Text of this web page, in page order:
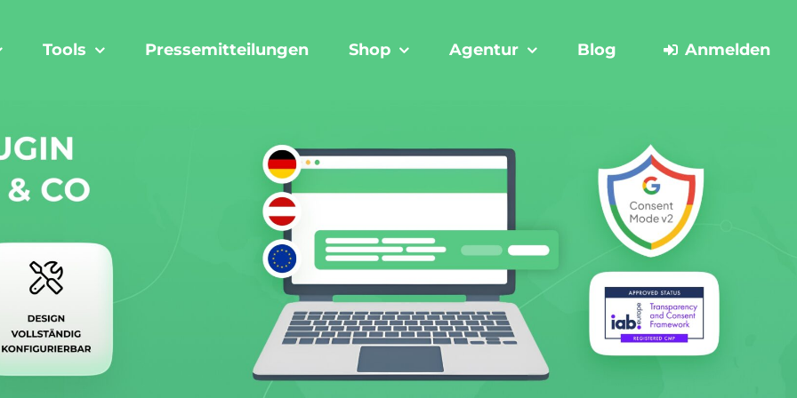
Tools Pressemitteilungen Shop Agentur Blog Anmelden